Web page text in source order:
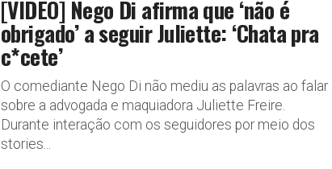
[VÍDEO] Nego Di afirma que ‘não é
obrigado’ a seguir Juliette: ‘Chata pra
c*cete’
O comediante Nego Di não mediu as palavras ao falar
sobre a advogada e maquiadora Juliette Freire.
Durante interação com os seguidores por meio dos
stories...